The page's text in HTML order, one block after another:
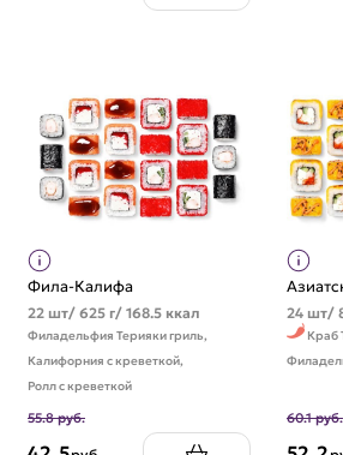
Фила-Калифа
22 шт/ 625 г/ 168.5 ккал
Филадельфия Терияки гриль,
Калифорния с креветкой,
Ролл с креветкой
55.8 руб.
24 шт/
Краб
60.1 руб.